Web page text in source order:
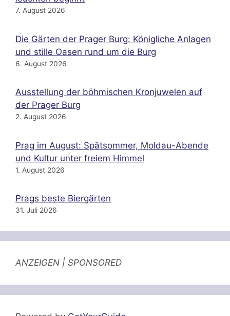
7. August 2026
Die Gärten der Prager Burg: Königliche Anlagen
und stille Oasen rund um die Burg
6. August 2026
Ausstellung der böhmischen Kronjuwelen auf
der Prager Burg
2. August 2026
Prag im August: Spätsommer, Moldau-Abende
und Kultur unter freiem Himmel
1. August 2026
Prags beste Biergärten
31. Juli 2026
ANZEIGEN | SPONSORED